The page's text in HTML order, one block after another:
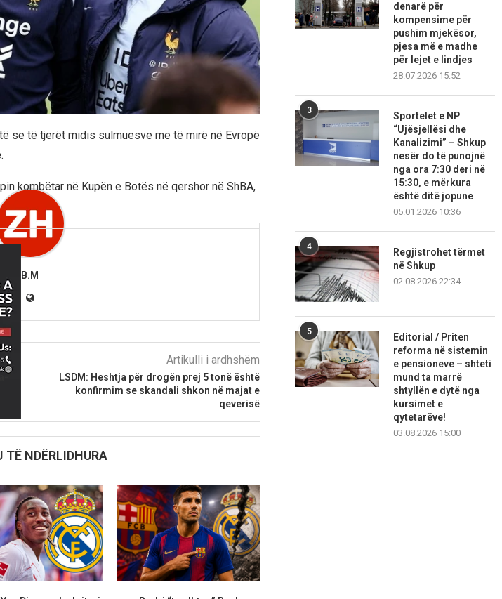
se të tjerët midis sulmuesve më të mirë në Evropë
kombëtar në Kupën e Botës në qershor në ShBA,
B.M
Artikulli i ardhshëm
LSDM: Heshtja për drogën prej 5 tonë është
konfirmim se skandali shkon në majat e
qeverisë
TË NDËRLIDHURA
denarë për
kompensime për
pushim mjekësor,
pjesa më e madhe
për lejet e lindjes
28.07.2026 15:52
3
Sportelet e NP
“Ujësjellësi dhe
Kanalizimi” – Shkup
nesër do të punojnë
nga ora 7:30 deri në
15:30, e mërkura
është ditë jopune
05.01.2026 10:36
4
Regjistrohet tërmet
në Shkup
02.08.2026 22:34
5
Editorial / Priten
reforma në sistemin
e pensioneve – shteti
mund ta marrë
shtyllën e dytë nga
kursimet e
qytetarëve!
03.08.2026 15:00